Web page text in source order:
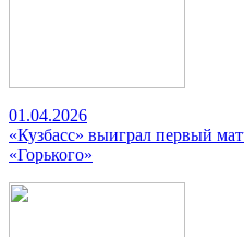
01.04.2026
«Кузбасс» выиграл первый
«Горького»